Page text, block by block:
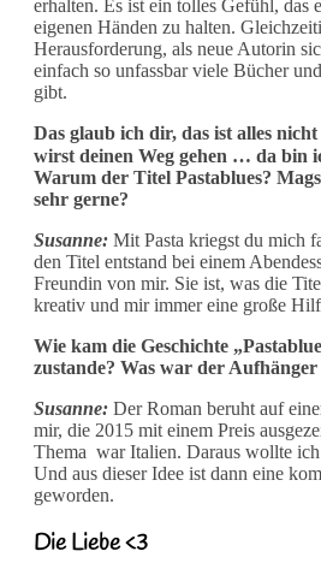
erhalten. Es ist ein tolles Gefühl, das
eigenen Händen zu halten.
Herausforderung, als neue Autorin
einfach so unfassbar viele Bücher
gibt.
Das glaub ich dir, das ist alles
wirst deinen Weg gehen … da bin
Warum der Titel Pastablues?
sehr gerne?
Susanne: Mit Pasta kriegst du mich
den Titel entstand bei einem
Freundin von mir. Sie ist, was die
kreativ und mir immer eine große
Wie kam die Geschichte
zustande? Was war der
Susanne: Der Roman beruht auf
mir, die 2015 mit einem Preis
Thema war Italien. Daraus wollte ich
Und aus dieser Idee ist dann eine
geworden.
Die Liebe <3